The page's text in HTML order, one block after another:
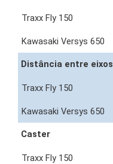
Distância entre eixos
Caster